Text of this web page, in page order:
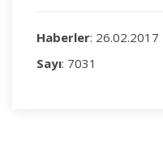
Haberler: 26.02.2017
Sayı: 7031